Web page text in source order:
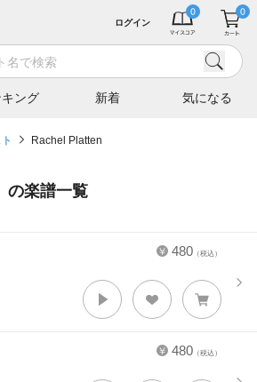
ング 新着 気になる
ログイン
Rachel Platten
の楽譜一覧
480 （税込）
480 （税込）